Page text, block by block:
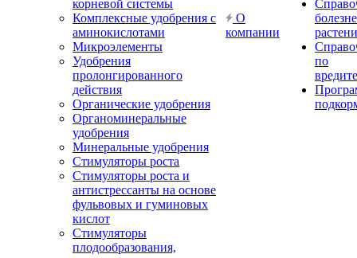
корневой системы
Комплексные удобрения с
аминокислотами
Микроэлементы
Удобрения
пролонгированного
действия
Органические удобрения
Органоминеральные
удобрения
Минеральные удобрения
Стимуляторы роста
Стимуляторы роста и
антистрессанты на основе
фульвовых и гуминовых
кислот
Стимуляторы
плодообразования,
О
компании
по